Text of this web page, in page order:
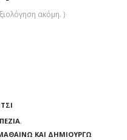
ακόμη. )
,
ΚΑΙ ΔΗΜΙΟΥΡΓΏ